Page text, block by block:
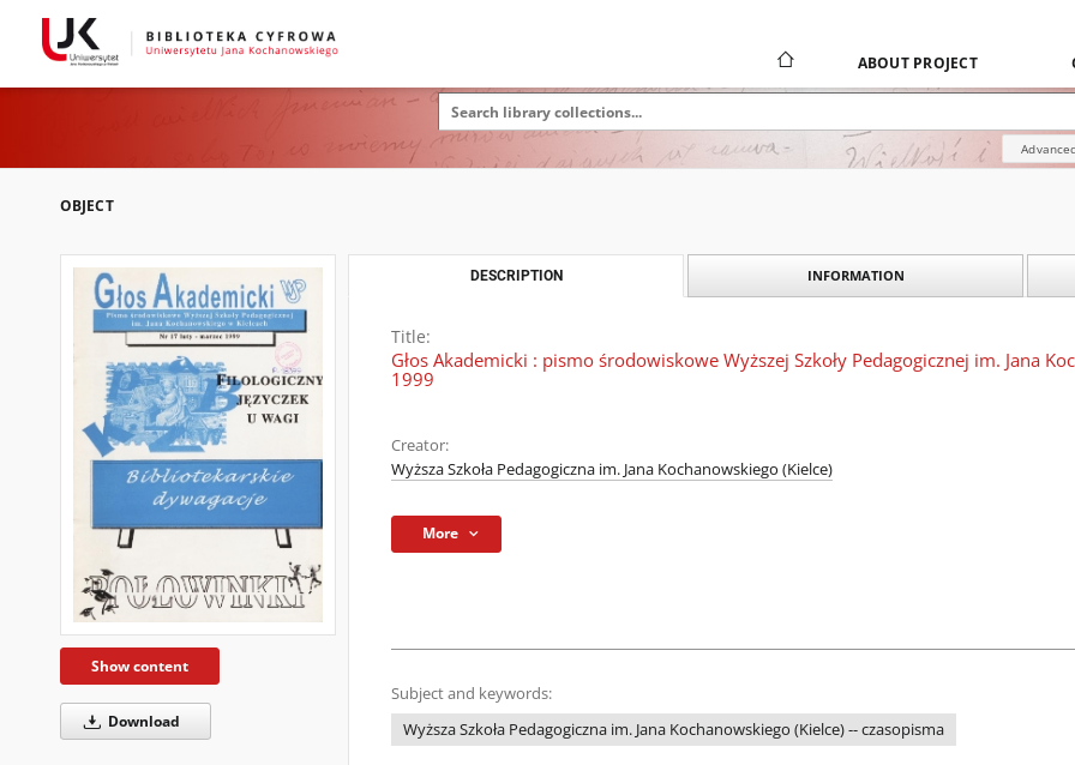
ABOUT PROJECT
OBJECT
Show content
Download
DESCRIPTION INFORMATION
Title:
Głos Akademicki : pismo środowiskowe Wyższej Szkoły Pedagogicznej im. Jana
1999
Creator:
Wyższa Szkoła Pedagogiczna im. Jana Kochanowskiego (Kielce)
More
Subject and keywords:
Wyższa Szkoła Pedagogiczna im. Jana Kochanowskiego (Kielce) -- czasopisma